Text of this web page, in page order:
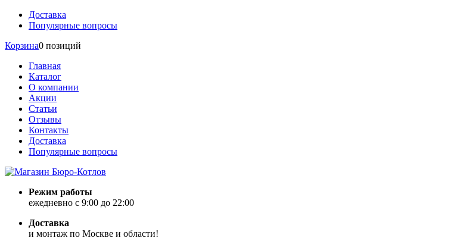
Доставка
Популярные вопросы
Корзина0 позиций
Главная
Каталог
О компании
Акции
Статьи
Отзывы
Контакты
Доставка
Популярные вопросы
Режим работы
ежедневно с 9:00 до 22:00
Доставка
и монтаж по Москве и области!